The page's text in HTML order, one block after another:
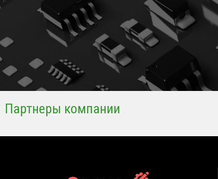
Партнеры компании